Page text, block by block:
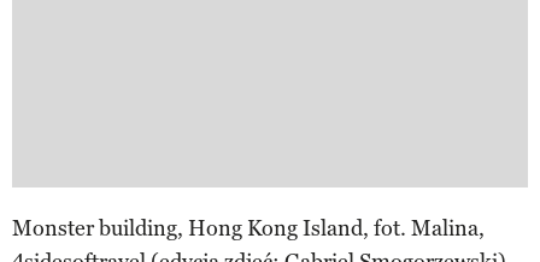
Monster building, Hong Kong Island, fot. Malina,